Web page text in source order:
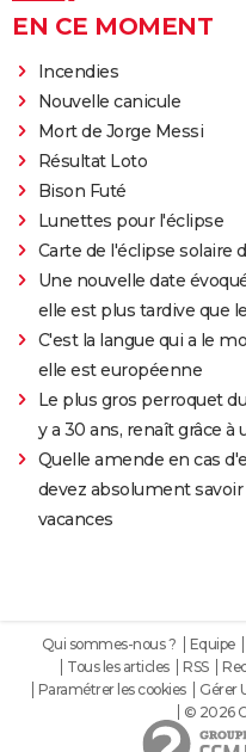
EN CE MOMENT
Incendies
Nouvelle canicule
Mort de Jorge Messi
Résultat Loto
Bison Futé
Lunettes pour l'éclipse
Carte de l'éclipse solaire
Une nouvelle date
elle est plus tardive que
C'est la langue qui a le
elle est européenne
Le plus gros perroquet
y a 30 ans, renaît grâce à
Quelle amende en cas
devez absolument
vacances
Qui sommes-nous ? Equipe
Tous les articles
RSS
Paramétrer les cookies
Gérer
© 2026